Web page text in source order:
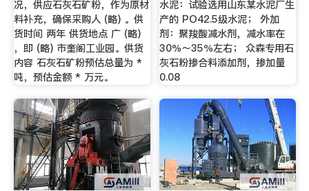
况，供应石灰石矿粉，作为原材
料补充，确保采购人 (略) 。供
货时间 两年 供货地点 广 (略)
，即 (略) 市奎阁工业园。供货
内容 石灰石矿粉预估总量为 *
吨，预估金额 * 万元。
水泥：试验选用山东某水泥厂生
产的 PO42.5级水泥； 外加
剂：聚羧酸减水剂，减水率在
30％～35％左右； 众森专用石
灰石粉掺合料添加剂，掺加量
0.08